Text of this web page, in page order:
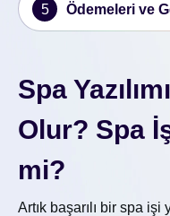
5 Ödemeleri ve
Spa
Olur? Spa
mi?
Artık başarılı bir spa